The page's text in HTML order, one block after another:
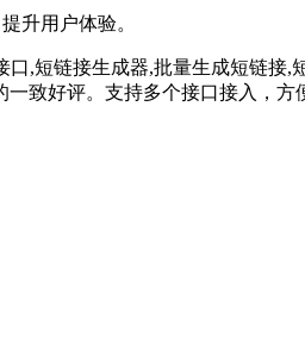
升用户体验。
,短链接生成器,批量生成短链接
致好评。支持多个接口接入，